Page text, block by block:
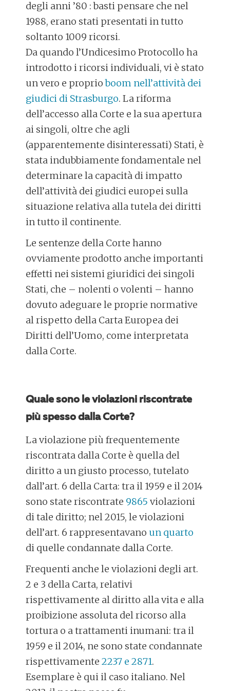
degli anni ’80 : basti pensare che nel
1988, erano stati presentati in tutto
soltanto 1009 ricorsi.
Da quando l’Undicesimo Protocollo ha
introdotto i ricorsi individuali, vi è stato
un vero e proprioboom nell’attività dei
giudici di Strasburgo. La riforma
dell’accesso alla Corte e la sua apertura
ai singoli, oltre che agli
(apparentemente disinteressati) Stati, è
stata indubbiamente fondamentale nel
determinare la capacità di impatto
dell’attività dei giudici europei sulla
situazione relativa alla tutela dei diritti
in tutto il continente.
Le sentenze della Corte hanno
ovviamente prodotto anche importanti
effetti nei sistemi giuridici dei singoli
Stati, che – nolenti o volenti – hanno
dovuto adeguare le proprie normative
al rispetto della Carta Europea dei
Diritti dell’Uomo, come interpretata
dalla Corte.
Quale sono le violazioni riscontrate
più spesso dalla Corte?
La violazione più frequentemente
riscontrata dalla Corte è quella del
diritto a un giusto processo, tutelato
dall’art. 6 della Carta: tra il 1959 e il 2014
sono state riscontrate 9865 violazioni
di tale diritto; nel 2015, le violazioni
dell’art. 6 rappresentavano un quarto
di quelle condannate dalla Corte.
Frequenti anche le violazioni degli art.
2 e 3 della Carta, relativi
rispettivamente al diritto alla vita e alla
proibizione assoluta del ricorso alla
tortura o a trattamenti inumani: tra il
1959 e il 2014, ne sono state condannate
rispettivamente2237 e 2871.
Esemplare è qui il caso italiano. Nel